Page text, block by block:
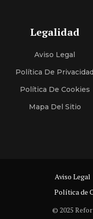
Legalidad
Aviso Legal
Política De Privacidad
Política De Cookies
Mapa Del Sitio
Aviso Legal
Política de
© 2025